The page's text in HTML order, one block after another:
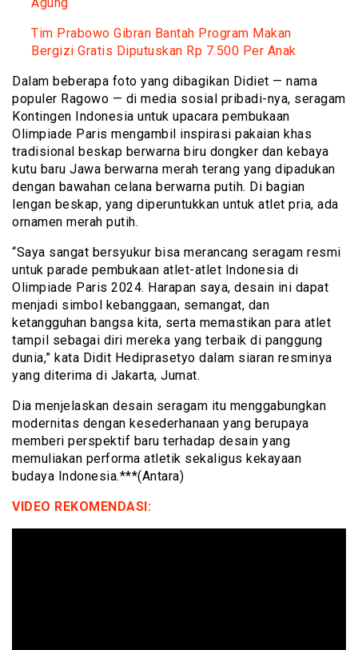
Agung
Tim Prabowo Gibran Bantah Program Makan
Bergizi Gratis Diputuskan Rp 7.500 Per Anak
Dalam beberapa foto yang dibagikan Didiet — nama
populer Ragowo — di media sosial pribadi-nya, seragam
Kontingen Indonesia untuk upacara pembukaan
Olimpiade Paris mengambil inspirasi pakaian khas
tradisional beskap berwarna biru dongker dan kebaya
kutu baru Jawa berwarna merah terang yang dipadukan
dengan bawahan celana berwarna putih. Di bagian
lengan beskap, yang diperuntukkan untuk atlet pria, ada
ornamen merah putih.
“Saya sangat bersyukur bisa merancang seragam resmi
untuk parade pembukaan atlet-atlet Indonesia di
Olimpiade Paris 2024. Harapan saya, desain ini dapat
menjadi simbol kebanggaan, semangat, dan
ketangguhan bangsa kita, serta memastikan para atlet
tampil sebagai diri mereka yang terbaik di panggung
dunia,” kata Didit Hediprasetyo dalam siaran resminya
yang diterima di Jakarta, Jumat.
Dia menjelaskan desain seragam itu menggabungkan
modernitas dengan kesederhanaan yang berupaya
memberi perspektif baru terhadap desain yang
memuliakan performa atletik sekaligus kekayaan
budaya Indonesia.***(Antara)
VIDEO REKOMENDASI: